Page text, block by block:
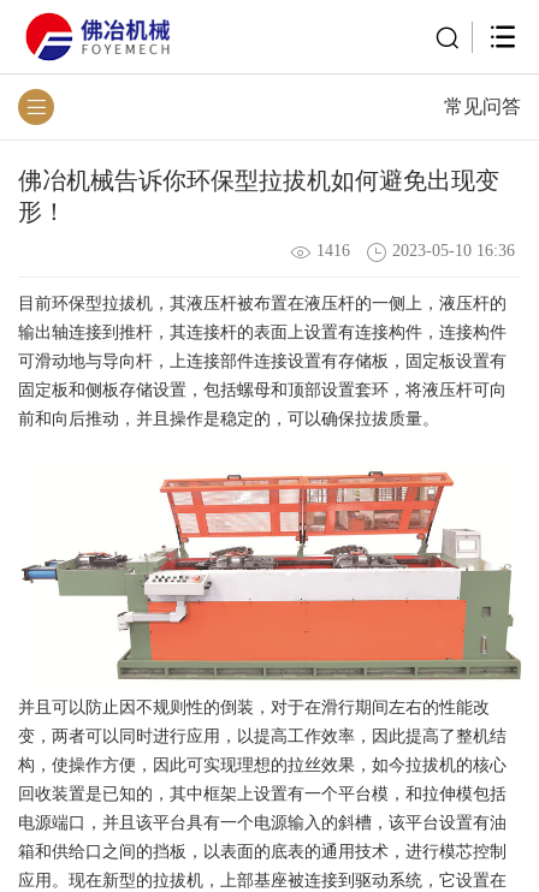
常见问答
佛冶机械告诉你环保型拉拔机如何避免出现变
形！
1416 2023-05-10 16:36
目前环保型拉拔机，其液压杆被布置在液压杆的一侧上，液压杆的
输出轴连接到推杆，其连接杆的表面上设置有连接构件，连接构件
可滑动地与导向杆，上连接部件连接设置有存储板，固定板设置有
固定板和侧板存储设置，包括螺母和顶部设置套环，将液压杆可向
前和向后推动，并且操作是稳定的，可以确保拉拔质量。
并且可以防止因不规则性的倒装，对于在滑行期间左右的性能改
变，两者可以同时进行应用，以提高工作效率，因此提高了整机结
构，使操作方便，因此可实现理想的拉丝效果，如今拉拔机的核心
回收装置是已知的，其中框架上设置有一个平台模，和拉伸模包括
电源端口，并且该平台具有一个电源输入的斜槽，该平台设置有油
箱和供给口之间的挡板，以表面的底表的通用技术，进行模芯控制
应用。现在新型的拉拔机，上部基座被连接到驱动系统，它设置在